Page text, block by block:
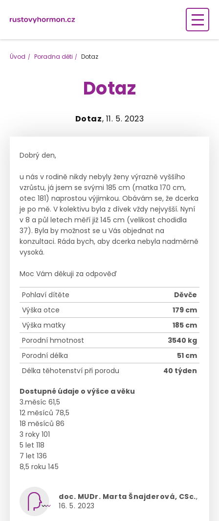
Úvod Poradna děti Dotaz
Dotaz
Dotaz, 11. 5. 2023
Dobrý den,
u nás v rodině nikdy nebyly ženy výrazně vyššího
vzrůstu, já jsem se svými 185 cm (matka 170 cm,
otec 181) naprostou výjimkou. Obávám se, že dcerka
je po mě. V kolektivu byla z dívek vždy nejvyšší. Nyní
v 8 a půl letech měří již 145 cm (velikost chodidla
37). Byla by možnost se u Vás objednat na
konzultaci. Ráda bych, aby dcerka nebyla nadměrně
vysoká.
Moc Vám děkuji za odpověď
Pohlaví dítěte
Děvče
Výška otce
179 cm
Výška matky
185 cm
Porodní hmotnost
3540 kg
Porodní délka
51 cm
Délka těhotenství při porodu
40 týden
Dostupné údaje o výšce a věku
3.měsíc 61,5
12 měsíců 78,5
18 měsíců 86
3 roky 101
5 let 118
7 let 136
8,5 roku 145
doc. MUDr. Marta Šnajderová, CSc.,
16. 5. 2023